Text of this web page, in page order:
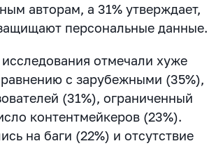
авторам, а 31% утверждает,
персональные данные.
отмечали хуже
с зарубежными (35%),
(31%), ограниченный
контентмейкеров (23%).
на баги (22%) и отсутствие